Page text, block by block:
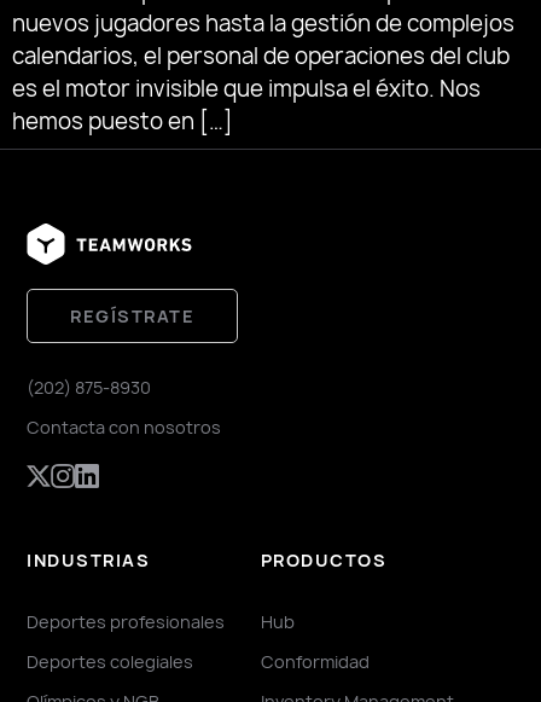
nuevos jugadores hasta la gestión de complejos
calendarios, el personal de operaciones del club
es el motor invisible que impulsa el éxito. Nos
hemos puesto en […]
REGÍSTRATE
(202) 875-8930
Contacta con nosotros
INDUSTRIAS
Deportes profesionales
Deportes colegiales
PRODUCTOS
Hub
Conformidad